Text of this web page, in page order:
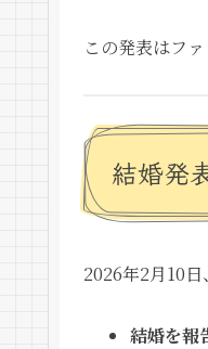
この発表はフ
結婚発
2026年2月10
結婚を報